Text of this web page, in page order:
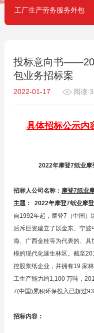
工厂生产劳务服务外包
投标意向书
包业务招标案
2022-01-17 阅读
具体招标公示内
2022年摩登7纸业摩
招标人公司名称： 摩登7
主题： 2022年摩登7纸业摩
自1992年起，摩登7（中国）
后斥巨资建立了以金东、宁
海、广西金桂等为代表的、
模的现代化速生林区。截至
控股浆纸企业，并拥有19 家
工生产能力约1,100 万吨，
7(中国)累积环保投入已超过
招标内容：